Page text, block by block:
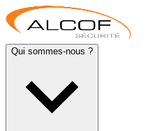
Qui sommes-nous ?